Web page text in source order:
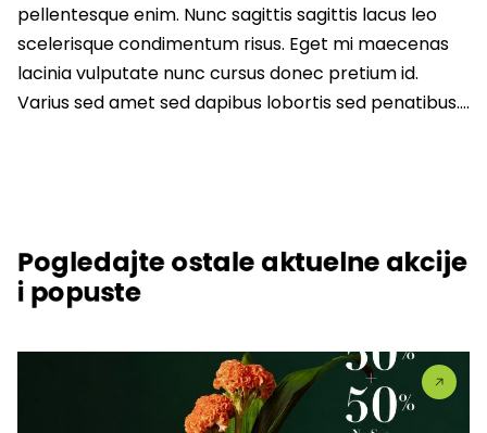
pellentesque enim. Nunc sagittis sagittis lacus leo
scelerisque condimentum risus. Eget mi maecenas
lacinia vulputate nunc cursus donec pretium id.
Varius sed amet sed dapibus lobortis sed penatibus….
Pogledajte ostale aktuelne akcije
i popuste